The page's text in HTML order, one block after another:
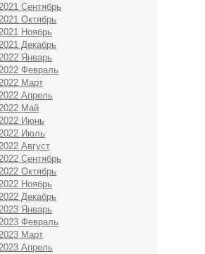
Сентябрь
Октябрь
Ноябрь
Декабрь
Январь
Февраль
Март
Апрель
Май
Июнь
Июль
Август
Сентябрь
Октябрь
Ноябрь
Декабрь
Январь
Февраль
Март
Апрель